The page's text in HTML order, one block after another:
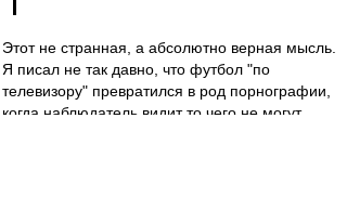
Этот не странная, а абсолютно верная мысль.
Я писал не так давно, что футбол "по
телевизору" превратился в род порнографии,
когда наблюдатель видит то чего не могут